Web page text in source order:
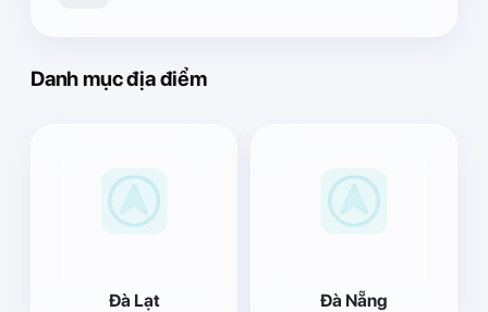
Danh mục địa điểm
Đà Lạt Đà Nẵng